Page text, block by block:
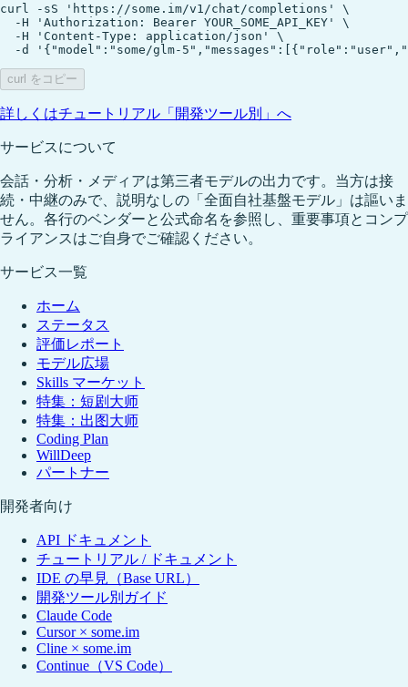
curl -sS 'https://some.im/v1/chat/completions' \
  -H 'Authorization: Bearer YOUR_SOME_API_KEY' \
  -H 'Content-Type: application/json' \
-d '{"model":"some/glm-
curl をコピー
詳しくはチュートリアル「開発ツール別」へ
サービスについて
会話・分析・メディアは第三者モデルの出力です。当方は接
続・中継のみで、説明なしの「全面自社基盤モデル」は謳いま
せん。各行のベンダーと公式命名を参照し、重要事項とコンプ
ライアンスはご自身でご確認ください。
サービス一覧
ホーム
ステータス
評価レポート
モデル広場
Skills マーケット
特集：短剧大师
特集：出图大师
Coding Plan
WillDeep
パートナー
開発者向け
API ドキュメント
チュートリアル / ドキュメント
IDE の早見（Base URL）
開発ツール別ガイド
Claude Code
Cursor × some.im
Cline × some.im
Continue（VS Code）